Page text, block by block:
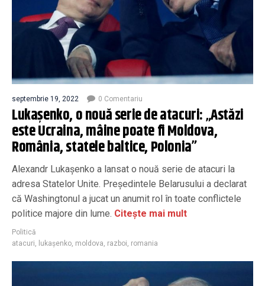
septembrie 19, 2022 0 Comentariu
Lukaşenko, o nouă serie de atacuri: „Astăzi
este Ucraina, mâine poate fi Moldova,
România, statele baltice, Polonia”
Alexandr Lukaşenko a lansat o nouă serie de atacuri la
adresa Statelor Unite. Preşedintele Belarusului a declarat
că Washingtonul a jucat un anumit rol în toate conflictele
politice majore din lume. Citește mai mult
Politică
atacuri, lukașenko, moldova, razboi, romania